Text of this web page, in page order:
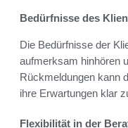
Bedürfnisse des
Die Bedürfnisse der
aufmerksam hinhören
Rückmeldungen kann
ihre Erwartungen klar
Flexibilität in der